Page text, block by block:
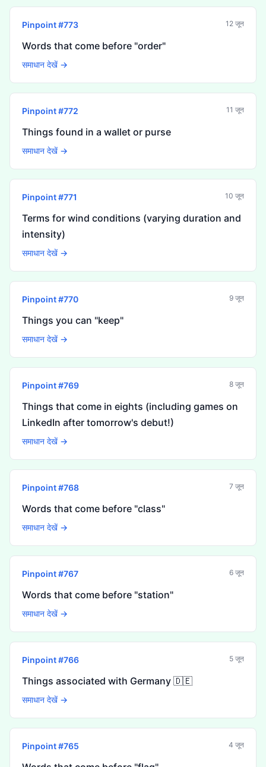
Pinpoint #773 12 जून
Words that come before "order"
समाधान देखें →
Pinpoint #772 11 जून
Things found in a wallet or purse
समाधान देखें →
Pinpoint #771 10 जून
Terms for wind conditions (varying duration and
intensity)
समाधान देखें →
Pinpoint #770 9 जून
Things you can "keep"
समाधान देखें →
Pinpoint #769 8 जून
Things that come in eights (including games on
LinkedIn after tomorrow's debut!)
समाधान देखें →
Pinpoint #768 7 जून
Words that come before "class"
समाधान देखें →
Pinpoint #767 6 जून
Words that come before "station"
समाधान देखें →
Pinpoint #766 5 जून
Things associated with Germany 🇩🇪
समाधान देखें →
Pinpoint #765 4 जून